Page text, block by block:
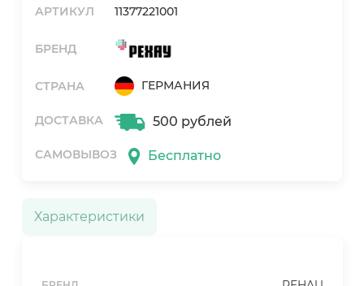
АРТИКУЛ 11377221001
БРЕНД
СТРАНА ГЕРМАНИЯ
ДОСТАВКА 500 рублей
САМОВЫВОЗ Бесплатно
Характеристики